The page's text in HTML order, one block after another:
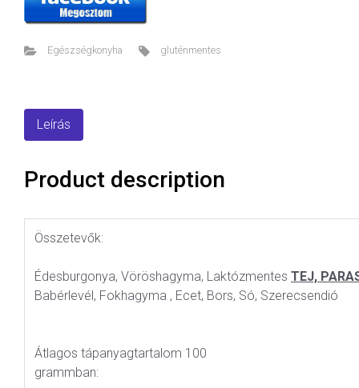
Egészségkonyha gluténmentes
Leírás
Product description
Összetevők:
Édesburgonya, Vöröshagyma, Laktózmentes TEJ,
Babérlevél, Fokhagyma , Ecet, Bors, Só, Szerecsendió
Átlagos tápanyagtartalom 100
grammban: